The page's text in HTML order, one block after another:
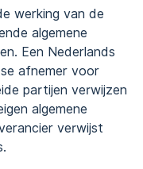
werking van de
algemene
Een Nederlands
afnemer voor
partijen verwijzen
algemene
verwijst